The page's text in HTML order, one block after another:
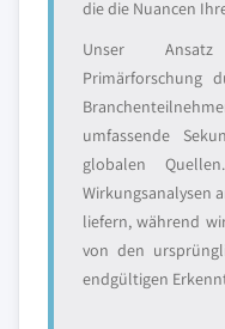
die die Nuancen
Unser
Primärforschung
umfassende
globalen
Wirkungsanalysen
liefern, während
von den
endgültigen